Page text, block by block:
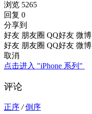
浏览 5265
回复 0
分享到
好友 朋友圈 QQ好友 微博
好友 朋友圈 QQ好友 微博
取消
点击进入 "iPhone 系列"
评论
正序 / 倒序